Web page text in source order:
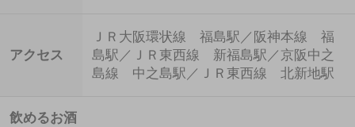
アクセス
ＪＲ大阪環状線 福島駅／阪神本線 福
島駅／ＪＲ東西線 新福島駅／京阪中之
島線 中之島駅／ＪＲ東西線 北新地駅
飲めるお酒